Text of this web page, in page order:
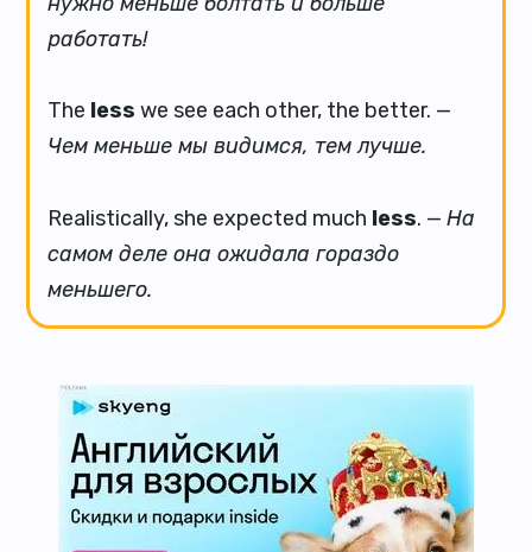
работать!
The less we see each other, the better. —
Чем меньше мы видимся, тем лучше.
Realistically, she expected much less. —На
самом деле она ожидала гораздо
меньшего.